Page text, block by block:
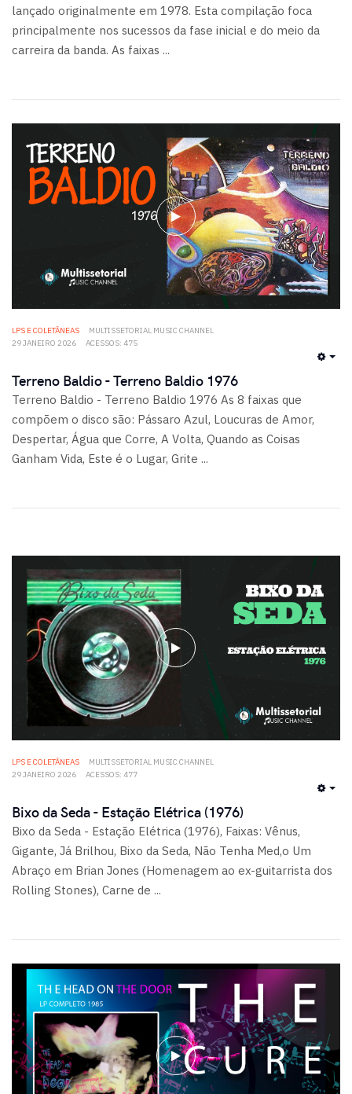
lançado originalmente em 1978. Esta compilação foca
principalmente nos sucessos da fase inicial e do meio da
carreira da banda. As faixas ...
LPS E COLETÂNEAS
MULTISSETORIAL MUSIC CHANNEL
29 JANEIRO 2026
ACESSOS: 475
Terreno Baldio - Terreno Baldio 1976
Terreno Baldio - Terreno Baldio 1976 As 8 faixas que
compõem o disco são: Pássaro Azul, Loucuras de Amor,
Despertar, Água que Corre, A Volta, Quando as Coisas
Ganham Vida, Este é o Lugar, Grite ...
LPS E COLETÂNEAS
MULTISSETORIAL MUSIC CHANNEL
29 JANEIRO 2026
ACESSOS: 477
Bixo da Seda - Estação Elétrica (1976)
Bixo da Seda - Estação Elétrica (1976), Faixas: Vênus,
Gigante, Já Brilhou, Bixo da Seda, Não Tenha Med,o Um
Abraço em Brian Jones (Homenagem ao ex-guitarrista dos
Rolling Stones), Carne de ...